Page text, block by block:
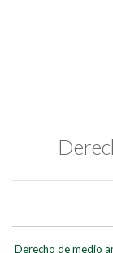
Derecho de medio